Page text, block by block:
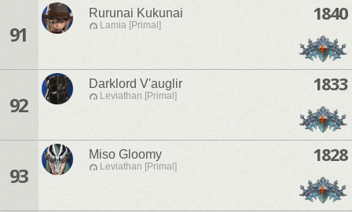
91
Rurunai Kukunai
Lamia [Primal]
1840
92
Darklord V'auglir
Leviathan [Primal]
1833
93
Miso Gloomy
Leviathan [Primal]
1828